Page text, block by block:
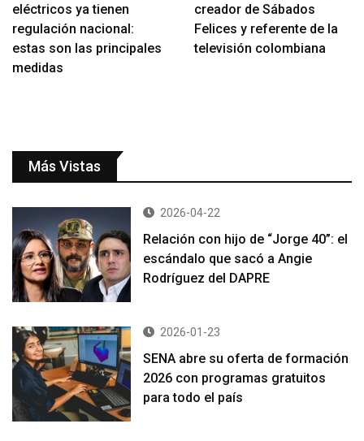
eléctricos ya tienen
regulación nacional:
estas son las principales
medidas
creador de Sábados
Felices y referente de la
televisión colombiana
Más Vistas
2026-04-22
Relación con hijo de “Jorge 40”: el
escándalo que sacó a Angie
Rodríguez del DAPRE
2026-01-23
SENA abre su oferta de formación
2026 con programas gratuitos
para todo el país